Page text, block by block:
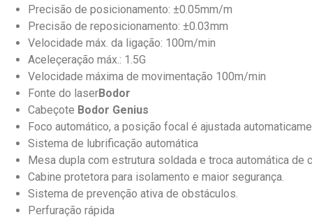
Precisão de posicionamento: ±0.05mm/m
Precisão de reposicionamento: ±0.03mm
Velocidade máx. da ligação: 100m/min
Aceleçeração máx.: 1.5G
Velocidade máxima de movimentação 100m/min
Fonte do laserBodor
Cabeçote Bodor Genius
Foco automático, a posição focal é ajustada
Sistema de lubrificação automática
Mesa dupla com estrutura soldada e troca automática de
Cabine protetora para isolamento e maior segurança.
Sistema de prevenção ativa de obstáculos.
Perfuração rápida